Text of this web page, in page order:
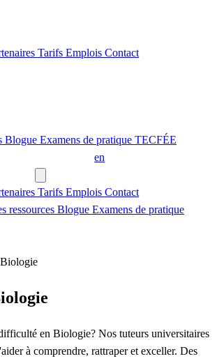
Tarifs Emplois Contact
Blogue Examens de pratique TECFÉE
en
Tarifs Emplois Contact
ressources Blogue Examens de pratique
en Biologie? Nos tuteurs universitaires
à comprendre, rattraper et exceller. Des